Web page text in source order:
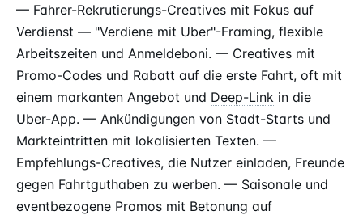
— Fahrer-Rekrutierungs-Creatives mit Fokus auf
Verdienst — "Verdiene mit Uber"-Framing, flexible
Arbeitszeiten und Anmeldeboni. — Creatives mit
Promo-Codes und Rabatt auf die erste Fahrt, oft mit
einem markanten Angebot und Deep-Link in die
Uber-App. — Ankündigungen von Stadt-Starts und
Markteintritten mit lokalisierten Texten. —
Empfehlungs-Creatives, die Nutzer einladen, Freunde
gegen Fahrtguthaben zu werben. — Saisonale und
eventbezogene Promos mit Betonung auf